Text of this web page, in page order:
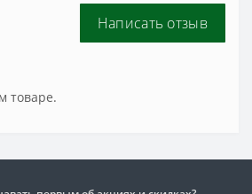
Написать отзыв
товаре.